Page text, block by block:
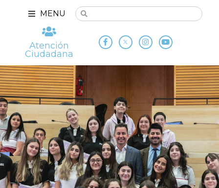
MENU
Atención
Ciudadana